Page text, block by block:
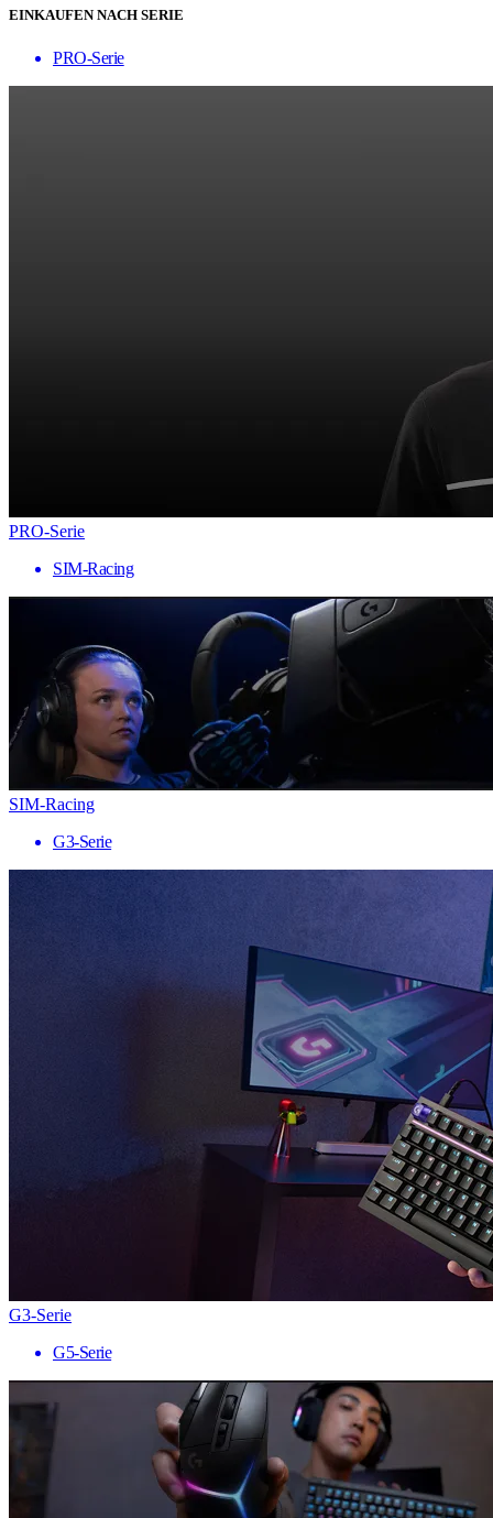
EINKAUFEN NACH SERIE
PRO-Serie
PRO-Serie
SIM-Racing
SIM-Racing
G3-Serie
G3-Serie
G5-Serie